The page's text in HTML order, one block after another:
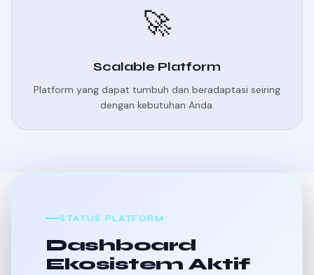
🚀
Scalable Platform
Platform yang dapat tumbuh dan beradaptasi seiring
dengan kebutuhan Anda.
STATUS PLATFORM
Dashboard
Ekosistem Aktif